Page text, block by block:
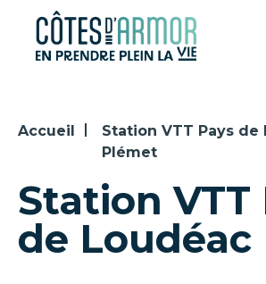
Panneau de gestion des cookies
Accueil
Station VTT Pays de
Plémet
Station VTT
de Loudéac